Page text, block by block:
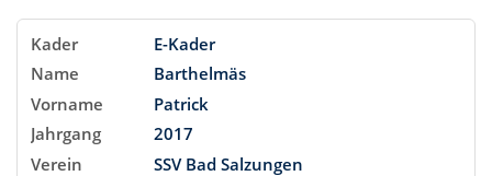
E-Kader
Barthelmäs
Patrick
2017
SSV Bad Salzungen